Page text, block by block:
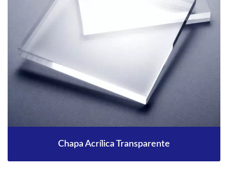
Chapa Acrílica Transparente